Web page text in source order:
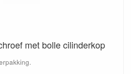
met bolle cilinderkop